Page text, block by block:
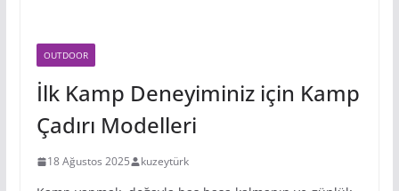
İlk Kamp Deneyiminiz için Kamp
Çadırı Modelleri